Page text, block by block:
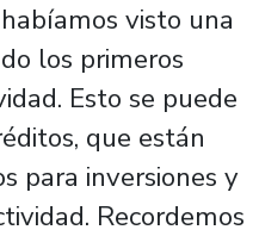
visto una
los primeros
Esto se puede
que están
para inversiones y
Recordemos